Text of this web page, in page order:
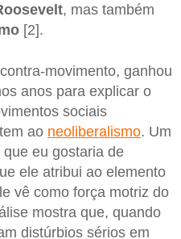
, mas também
[2].
movimento, ganhou
anos para explicar o
sociais
ao neoliberalismo. Um
eu gostaria de
ele atribui ao elemento
vê como força motriz do
mostra que, quando
distúrbios sérios em